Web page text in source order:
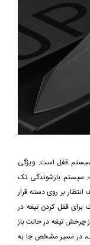
قفل است. ویژگی
سیستم بازشوندگی تک
بر روی دسته قرار
برای قفل کردن تیغه در
چرخش تیغه در حالت باز
در مسیر مشخص جا به